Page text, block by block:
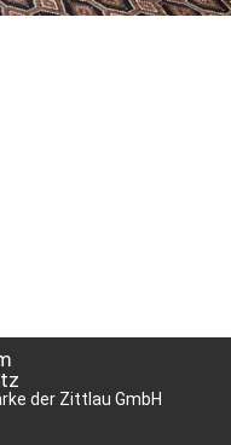
der Zittlau GmbH